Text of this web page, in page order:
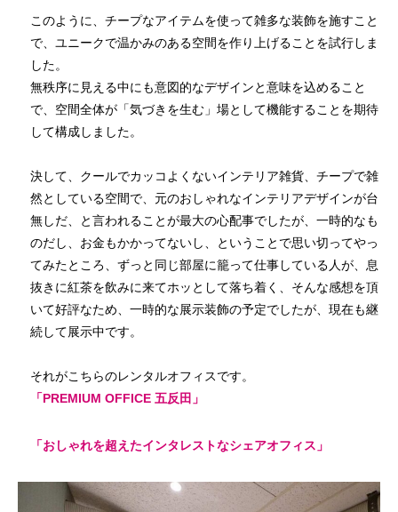
このように、チープなアイテムを使って雑多な装飾を施すこと
で、ユニークで温かみのある空間を作り上げることを試行しま
した。
無秩序に見える中にも意図的なデザインと意味を込めること
で、空間全体が「気づきを生む」場として機能することを期待
して構成しました。
決して、クールでカッコよくないインテリア雑貨、チープで雑
然としている空間で、元のおしゃれなインテリアデザインが台
無しだ、と言われることが最大の心配事でしたが、一時的なも
のだし、お金もかかってないし、ということで思い切ってやっ
てみたところ、ずっと同じ部屋に籠って仕事している人が、息
抜きに紅茶を飲みに来てホッとして落ち着く、そんな感想を頂
いて好評なため、一時的な展示装飾の予定でしたが、現在も継
続して展示中です。
それがこちらのレンタルオフィスです。
「PREMIUM OFFICE 五反田」
「おしゃれを超えたインタレストなシェアオフィス」